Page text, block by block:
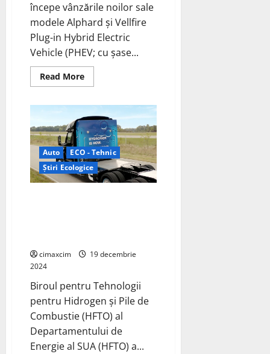
începe vânzările noilor sale
modele Alphard și Vellfire
Plug-in Hybrid Electric
Vehicle (PHEV; cu șase...
Read MoreRead
more
lansează
modelele
Alphard
și
Vellfire
PHEV
în
Japonia;
Primul
minivan
Auto
ECO - Tehnic
Știri Ecologice
cimaxcim
19 decembrie
2024
Biroul pentru Tehnologii
pentru Hidrogen și Pile de
Combustie (HFTO) al
Departamentului de
Energie al SUA (HFTO) a...